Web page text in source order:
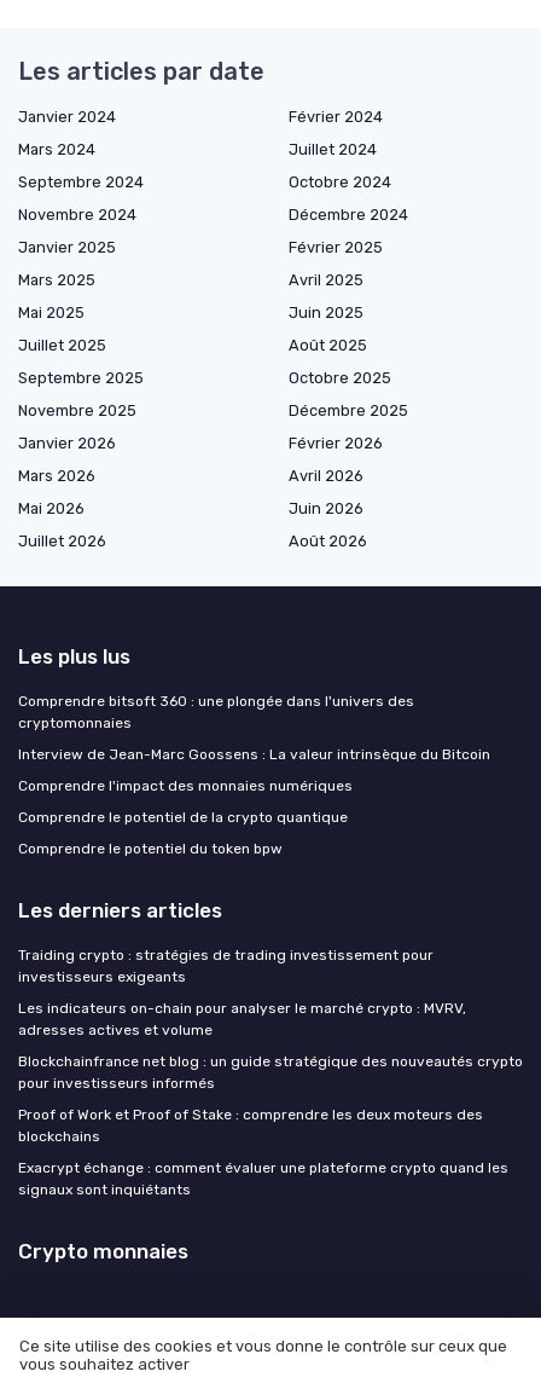
Les articles par date
Janvier 2024
Février 2024
Mars 2024
Juillet 2024
Septembre 2024
Octobre 2024
Novembre 2024
Décembre 2024
Janvier 2025
Février 2025
Mars 2025
Avril 2025
Mai 2025
Juin 2025
Juillet 2025
Août 2025
Septembre 2025
Octobre 2025
Novembre 2025
Décembre 2025
Janvier 2026
Février 2026
Mars 2026
Avril 2026
Mai 2026
Juin 2026
Juillet 2026
Août 2026
Les plus lus
Comprendre bitsoft 360 : une plongée dans l'univers des
cryptomonnaies
Interview de Jean-Marc Goossens : La valeur intrinsèque du Bitcoin
Comprendre l'impact des monnaies numériques
Comprendre le potentiel de la crypto quantique
Comprendre le potentiel du token bpw
Les derniers articles
Traiding crypto : stratégies de trading investissement pour
investisseurs exigeants
Les indicateurs on-chain pour analyser le marché crypto : MVRV,
adresses actives et volume
Blockchainfrance net blog : un guide stratégique des nouveautés crypto
pour investisseurs informés
Proof of Work et Proof of Stake : comprendre les deux moteurs des
blockchains
Exacrypt échange : comment évaluer une plateforme crypto quand les
signaux sont inquiétants
Crypto monnaies
Mentions légales
Ce site utilise des cookies et vous donne le contrôle sur ceux que
vous souhaitez activer